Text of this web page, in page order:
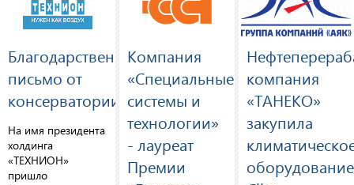
Благодарственное
письмо от
консерватории
На имя президента
холдинга
«ТЕХНИОН»
пришло
Компания
«Специальные
системы и
технологии»
- лауреат
Премии
компания
«ТАНЕКО»
закупила
оборудование